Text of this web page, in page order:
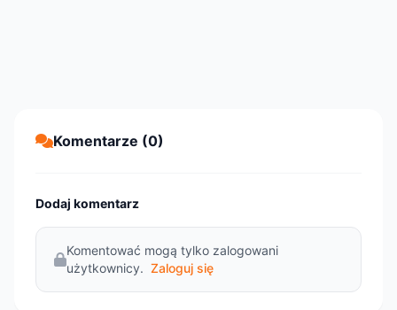
Komentarze (0)
Dodaj komentarz
Komentować mogą tylko zalogowani
użytkownicy. Zaloguj się